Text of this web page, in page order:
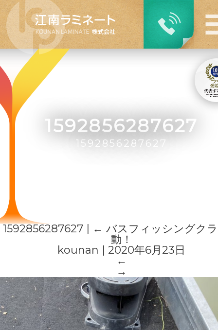
1592856287627
1592856287627 ←バスフィッシングク
動！
kounan
|2020年6月23日
←
→